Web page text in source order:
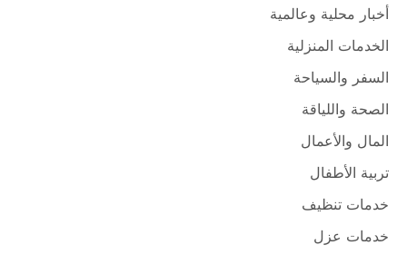
أخبار محلية وعالمية
الخدمات المنزلية
السفر والسياحة
الصحة واللياقة
المال والأعمال
تربية الأطفال
خدمات تنظيف
خدمات عزل